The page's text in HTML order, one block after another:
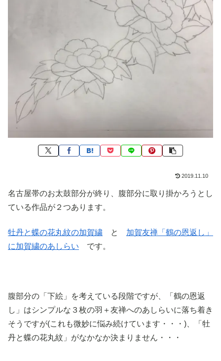
2019.11.10
名古屋帯のお太鼓部分が終り、腹部分に取り掛かろうとし
ている作品が２つあります。
牡丹と蝶の花丸紋の加賀繍 と 加賀友禅「鶴の恩返し」
に加賀繍のあしらい です。
腹部分の「下絵」を考えている段階ですが、「鶴の恩返
し」はシンプルな３枚の羽＋友禅へのあしらいに落ち着き
そうですが(これも微妙に悩み続けています・・・)、「牡
丹と蝶の花丸紋」がなかなか決まりません・・・